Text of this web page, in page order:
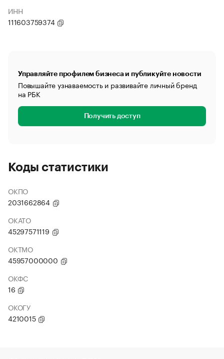
ИНН
111603759374
Управляйте профилем бизнеса и публикуйте новости
Повышайте узнаваемость и развивайте личный бренд
на РБК
Получить доступ
Коды статистики
ОКПО
2031662864
ОКАТО
45297571119
ОКТМО
45957000000
ОКФС
16
ОКОГУ
4210015